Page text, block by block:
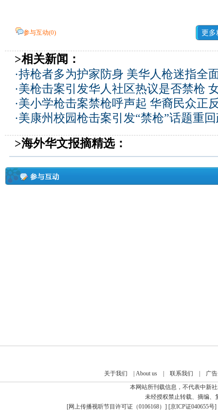
参与互动(0) 更多
>相关新闻：
·持枪者多为护家防身 美华人枪迷指全
·美枪击案引发华人社区热议是否禁枪
·美小学枪击案禁枪呼声起 华裔民众正
·美康州校园枪击案引发“禁枪”话题重
>海外华文报摘精选：
关于我们 About us| 联系我们
广
本网站所刊载信息，不代表中新
未经授权禁止转载、摘编、
[网上传播视听节目许可证（0106168） ] [京ICP证040655号]